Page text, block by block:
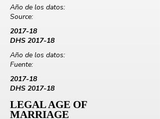
Año de los datos:
Source:
2017-18
DHS 2017-18
Año de los datos:
Fuente:
2017-18
DHS 2017-18
LEGAL AGE OF
MARRIAGE